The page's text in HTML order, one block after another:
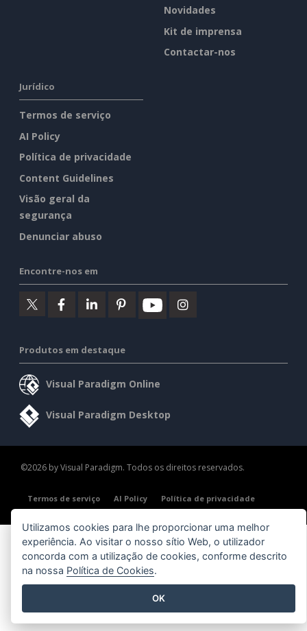
Novidades
Kit de imprensa
Contactar-nos
Jurídico
Termos de serviço
AI Policy
Política de privacidade
Content Guidelines
Visão geral da
segurança
Denunciar abuso
Encontre-nos em
Produtos em destaque
Visual Paradigm Online
Visual Paradigm Desktop
©2026 by Visual Paradigm. Todos os direitos reservados.
Termos de serviço AI Policy
Política de privacidade
Utilizamos cookies para lhe proporcionar uma melhor
experiência. Ao visitar o nosso sítio Web, o utilizador
concorda com a utilização de cookies, conforme descrito
na nossa Política de Cookies.
OK